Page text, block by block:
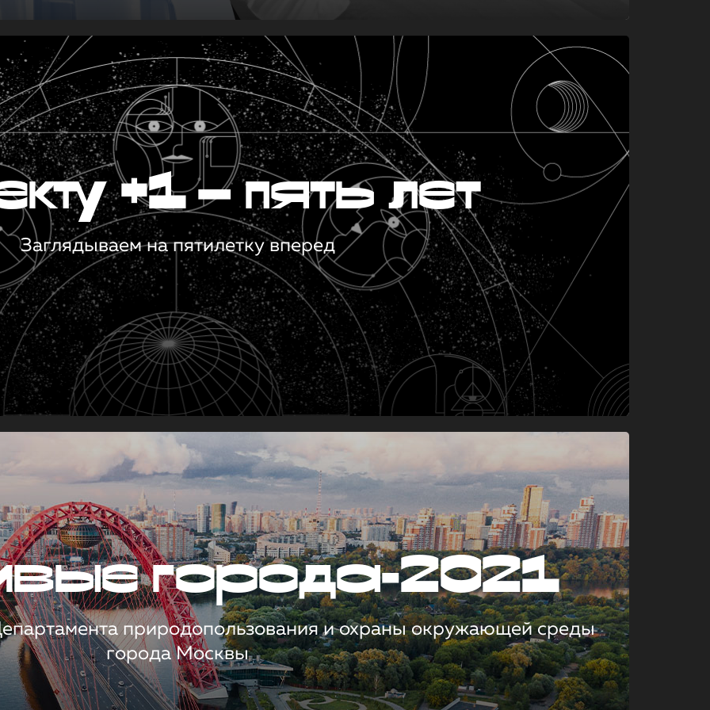
+1 — пять лет
Заглядываем на пятилетку вперед
города-2021
природопользования и охраны окружающей среды
города Москвы